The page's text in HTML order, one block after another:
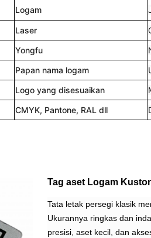
Logam
Laser
Yongfu
Papan nama logam
Logo yang disesuaikan
CMYK, Pantone, RAL dll
Tag aset Logam
Tata letak persegi klasik
Ukurannya ringkas dan
presisi, aset kecil, dan